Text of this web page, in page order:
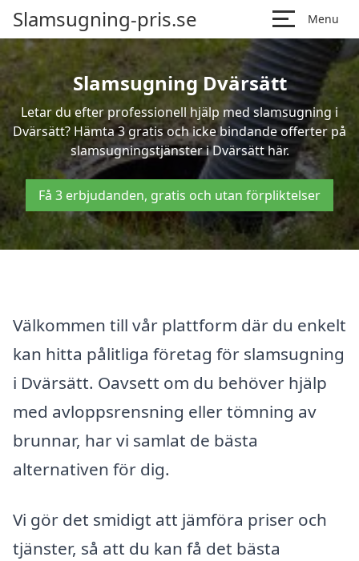
Slamsugning-pris.se Menu
Slamsugning Dvärsätt
Letar du efter professionell hjälp med slamsugning i
Dvärsätt? Hämta 3 gratis och icke bindande offerter på
slamsugningstjänster i Dvärsätt här.
Få 3 erbjudanden, gratis och utan förpliktelser
Välkommen till vår plattform där du enkelt
kan hitta pålitliga företag för slamsugning
i Dvärsätt. Oavsett om du behöver hjälp
med avloppsrensning eller tömning av
brunnar, har vi samlat de bästa
alternativen för dig.
Vi gör det smidigt att jämföra priser och
tjänster, så att du kan få det bästa